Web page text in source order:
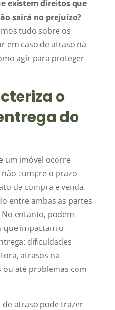
existem direitos que
sairá no prejuízo?
tudo sobre os
em caso de atraso na
agir para proteger
o
do
um imóvel ocorre
cumpre o prazo
de compra e venda.
entre ambas as partes
entanto, podem
que impactam o
dificuldades
atrasos na
até problemas com
de atraso pode trazer